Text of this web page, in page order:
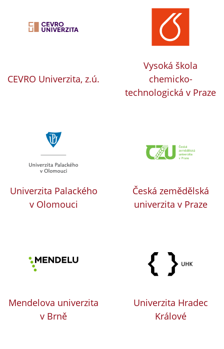
CEVRO Univerzita, z.ú.
Vysoká škola
chemicko-
technologická v Praze
Univerzita Palackého
v Olomouci
Česká zemědělská
univerzita v Praze
Mendelova univerzita
v Brně
Univerzita Hradec
Králové